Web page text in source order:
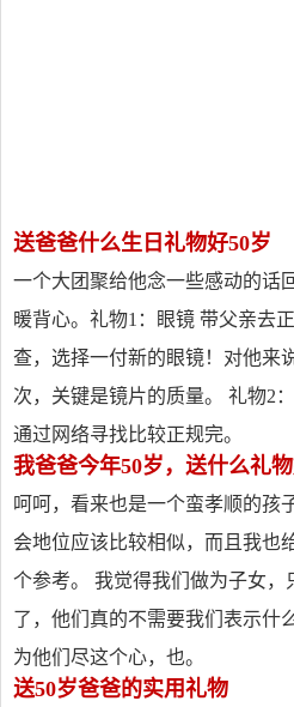
送爸爸什么生日礼物好50岁
一个大团聚给他念一些感动的话
暖背心。礼物1：眼镜 带父亲去
查，选择一付新的眼镜！对他来
次，关键是镜片的质量。 礼物2
通过网络寻找比较正规完。
我爸爸今年50岁，送什么礼物
呵呵，看来也是一个蛮孝顺的孩
会地位应该比较相似，而且我也
个参考。 我觉得我们做为子女，
了，他们真的不需要我们表示什
为他们尽这个心，也。
送50岁爸爸的实用礼物